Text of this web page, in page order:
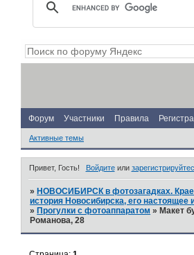
Форум Участники Правила
Активные темы
Привет, Гость! Войдитеили
» НОВОСИБИРСК в фотозагадках.
история Новосибирска, его настоящее
» Прогулки с фотоаппаратом » Макет
Романова, 28